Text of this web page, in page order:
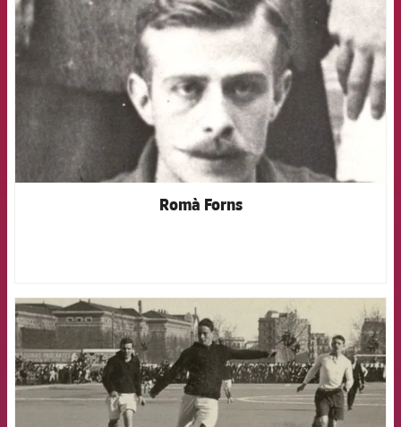
Romà Forns
FCB Barcelona badge